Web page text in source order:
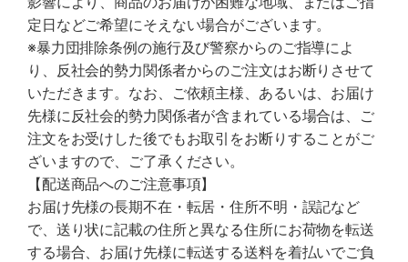
定日などご希望にそえない場合がございます。
※暴力団排除条例の施行及び警察からのご指導によ
り、反社会的勢力関係者からのご注文はお断りさせて
いただきます。なお、ご依頼主様、あるいは、お届け
先様に反社会的勢力関係者が含まれている場合は、ご
注文をお受けした後でもお取引をお断りすることがご
ざいますので、ご了承ください。
【配送商品へのご注意事項】
お届け先様の長期不在・転居・住所不明・誤記など
で、送り状に記載の住所と異なる住所にお荷物を転送
する場合、お届け先様に転送する送料を着払いでご負